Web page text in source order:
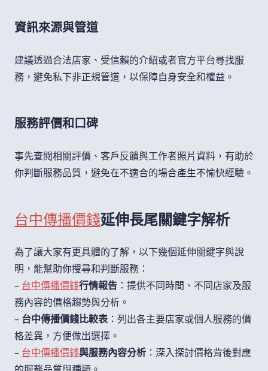
資訊來源與管道
建議透過合法店家、受信賴的介紹或者官方平台尋找服
務，避免私下非正規管道，以保障自身安全和權益。
服務評價和口碑
事先查閱相關評價、客戶反饋與工作者照片資料，有助於
你判斷服務品質，避免在不適合的場合產生不愉快經驗。
台中傳播價錢延伸長尾關鍵字解析
為了讓大家有更具體的了解，以下幾個延伸關鍵字與說
明，能幫助你搜尋和判斷服務：
– 台中傳播價錢行情報告 ：提供不同時間、不同店家及服
務內容的價格趨勢與分析。
– 台中傳播價錢比較表：列出各主要店家或個人服務的價
格差異，方便做出選擇。
– 台中傳播價錢與服務內容分析 ：深入探討價格背後對應